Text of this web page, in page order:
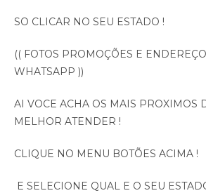
SO CLICAR NO SEU ESTADO !
(( FOTOS PROMOÇÕES E
WHATSAPP ))
AI VOCE ACHA OS MAIS PROXIMOS
MELHOR ATENDER !
CLIQUE NO MENU BOTÕES ACIMA !
E SELECIONE QUAL E O SEU